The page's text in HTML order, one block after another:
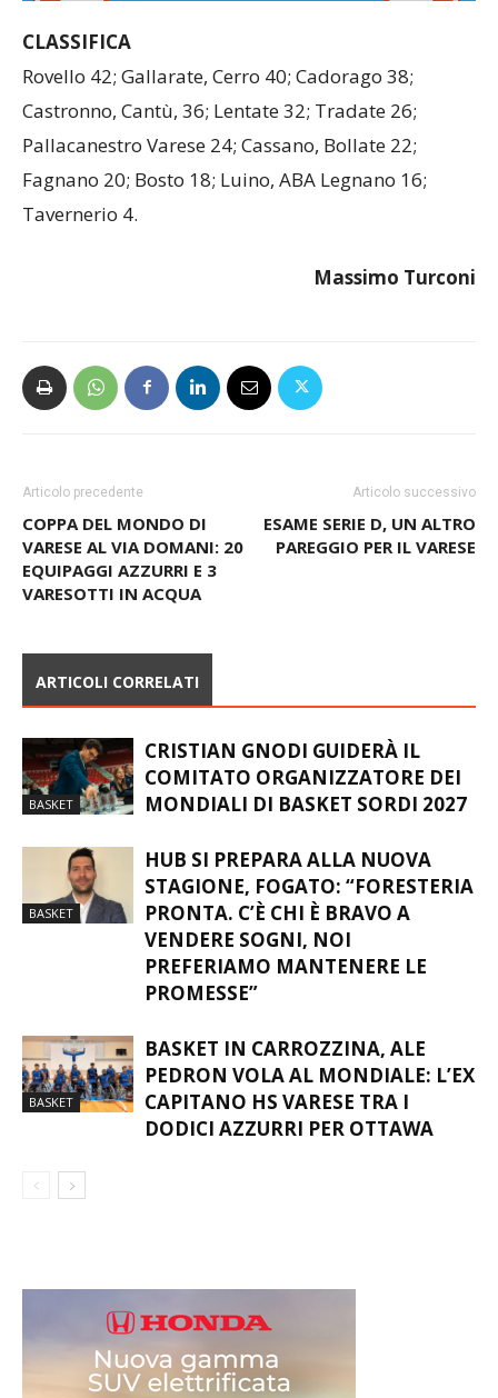
Rovello 42; Gallarate, Cerro 40; Cadorago 38;
Fagnano 20; Bosto 18; Luino, ABA Legnano 16;
COPPA DEL MONDO DI
VARESE AL VIA DOMANI: 20
EQUIPAGGI AZZURRI E 3
ESAME SERIE D, UN ALTRO
ARTICOLI CORRELATI
CRISTIAN GNODI GUIDERÀ IL
COMITATO ORGANIZZATORE DEI
HUB SI PREPARA ALLA NUOVA
STAGIONE, FOGATO: “FORESTERIA
PRONTA. C’È CHI È BRAVO A
VENDERE SOGNI, NOI
PREFERIAMO MANTENERE LE
BASKET IN CARROZZINA, ALE
PEDRON VOLA AL MONDIALE: L’EX
CAPITANO HS VARESE TRA I